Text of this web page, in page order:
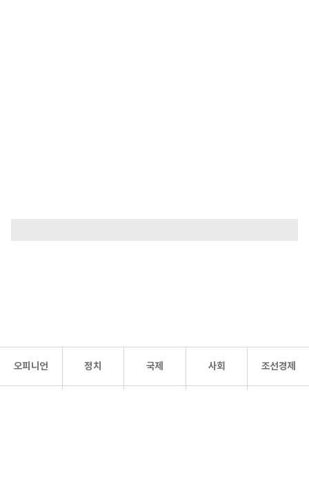
오피니언 정치 국제 사회 조선경제